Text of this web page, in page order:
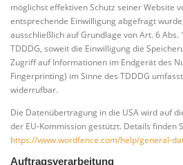
möglichst effektiven Schutz seiner Website
entsprechende Einwilligung abgefragt
ausschließlich auf Grundlage von Art. 6 Abs.
TDDDG, soweit die Einwilligung die
Zugriff auf Informationen im Endgerät des
Fingerprinting) im Sinne des TDDDG
widerrufbar.
Die Datenübertragung in die USA wird auf
der EU-Kommission gestützt. Details finden
https://www.wordfence.com/help/general-
Auftragsverarbeitung